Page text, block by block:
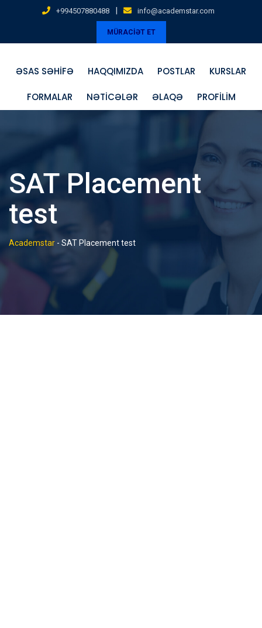
+994507880488 | info@academstar.com
MÜRACİƏT ET
ƏSAS SƏHIFƏ HAQQIMIZDA POSTLAR KURSLAR
FORMALAR NƏTICƏLƏR ƏLAQƏ PROFILIM
SAT Placement
test
Academstar - SAT Placement test